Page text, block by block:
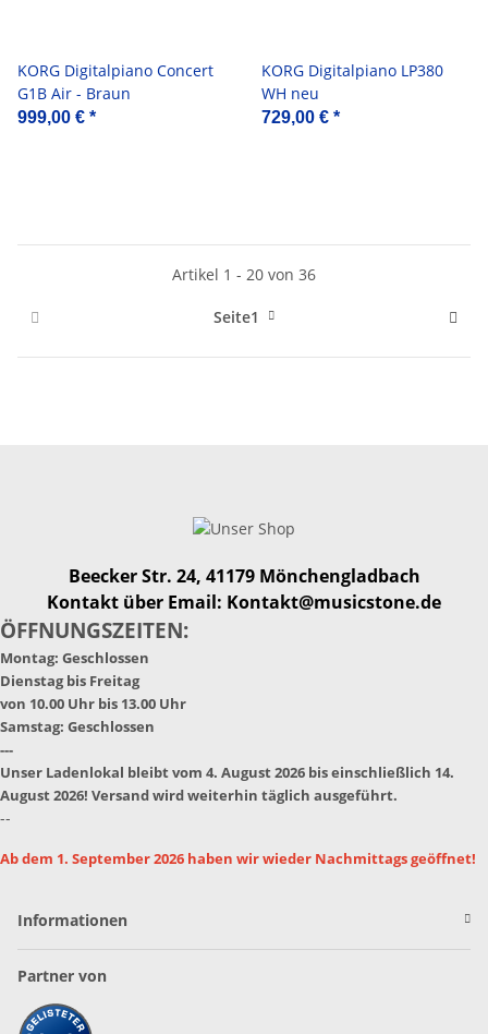
KORG Digitalpiano Concert
G1B Air - Braun
999,00 € *
KORG Digitalpiano LP380
WH neu
729,00 € *
Artikel 1 - 20 von 36
Seite1
Beecker Str. 24, 41179 Mönchengladbach
Kontakt über Email: Kontakt@musicstone.de
ÖFFNUNGSZEITEN:
Montag: Geschlossen
Dienstag bis Freitag
von 10.00 Uhr bis 13.00 Uhr
Samstag: Geschlossen
---
Unser Ladenlokal bleibt vom 4. August 2026 bis einschließlich 14.
August 2026! Versand wird weiterhin täglich ausgeführt.
--
Ab dem 1. September 2026 haben wir wieder Nachmittags geöffnet!
Informationen
Partner von